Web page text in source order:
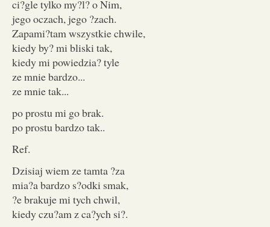
ci?gle tylko my?l? o Nim,
jego oczach, jego ?zach.
Zapami?tam wszystkie chwile,
kiedy by? mi bliski tak,
kiedy mi powiedzia? tyle
ze mnie bardzo...
ze mnie tak...
po prostu mi go brak.
po prostu bardzo tak..
Ref.
Dzisiaj wiem ze tamta ?za
mia?a bardzo s?odki smak,
?e brakuje mi tych chwil,
kiedy czu?am z ca?ych si?.